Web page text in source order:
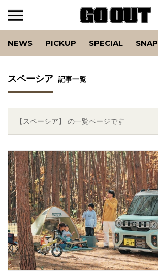
NEWS PICKUP SPECIAL SNAP
スペーシア 記事一覧
【スペーシア】 の一覧ページです